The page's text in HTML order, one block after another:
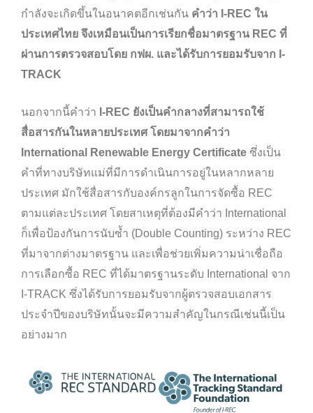
กำลังจะเกิดขึ้นในอนาคตอีกเช่นกัน คำว่า I-REC ใน
ประเทศไทย จึงเหมือนเป็นการเรียกชื่อมาตรฐาน REC ที่
ผ่านการตรวจสอบโดย กฟผ. และได้รับการยอมรับจาก I-
TRACK
นอกจากนี้คำว่า I-REC ยังเป็นคำกลางที่สามารถใช้
สื่อสารกันในหลายประเทศ โดยมาจากคำว่า
International Renewable Energy Certificate ซึ่งเป็น
คำที่ทางบริษัทแม่ที่มีการดำเนินการอยู่ในหลากหลาย
ประเทศ มักใช้สื่อสารกับองค์กรลูกในการจัดซื้อ REC
ตามแต่ละประเทศ โดยสาเหตุที่ต้องมีคำว่า International
ก็เพื่อป้องกันการนับซ้ำ (Double Counting) ระหว่าง REC
ที่มาจากต่างมาตรฐาน และเพื่อช่วยเพิ่มความน่าเชื่อถือ
การเลือกซื้อ REC ที่ได้มาตรฐานระดับ International จาก
I-TRACK ซึ่งได้รับการยอมรับจากผู้ตรวจสอบเอกสาร
ประจำปีของบริษัทนั้นจะมีความสำคัญในกรณีเช่นนี้เป็น
อย่างมาก